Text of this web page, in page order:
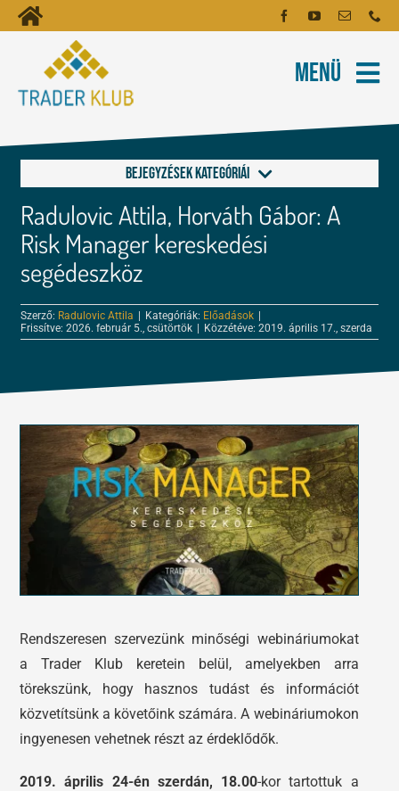
Kihagyás
Toggle
Navigation
Kezdőoldal
Fiókom
Menü
Oktatóanyagok
Tartalmak
Képzés
Adósegéd
Bejegyzések kategóriái
Alapok a kereskedéshez
FOREX és tőzsde leckék
Kereskedés
Tőzsdepszichológia
Előadások
Képzések
Robotok
Radulovic Attila, Horváth Gábor: A
Risk Manager kereskedési
segédeszköz
Szerző: Radulovic Attila Kategóriák: Előadások
Frissítve: 2026. február 5., csütörtök
Közzétéve: 2019. április 17., szerda
Rendszeresen szervezünk minőségi webináriumokat
a Trader Klub keretein belül, amelyekben arra
törekszünk, hogy hasznos tudást és információt
közvetítsünk a követőink számára. A webináriumokon
ingyenesen vehetnek részt az érdeklődők.
2019. április 24-én szerdán, 18.00-kor tartottuk a